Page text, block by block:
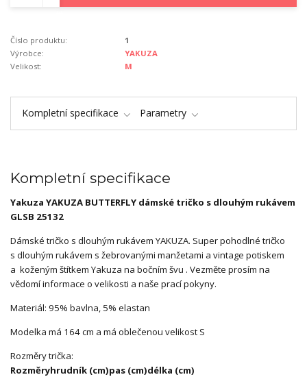
Číslo produktu:
1
Výrobce:
YAKUZA
Velikost:
M
Kompletní specifikace Parametry
Kompletní specifikace
Yakuza YAKUZA BUTTERFLY dámské tričko s dlouhým rukávem
GLSB 25132
Dámské tričko s dlouhým rukávem YAKUZA. Super pohodlné tričko
s dlouhým rukávem s žebrovanými manžetami a vintage potiskem
a koženým štítkem Yakuza na bočním švu . Vezměte prosím na
vědomí informace o velikosti a naše prací pokyny.
Materiál: 95% bavlna, 5% elastan
Modelka má 164 cm a má oblečenou velikost S
Rozměry trička:
Rozměryhrudník (cm)pas (cm)délka (cm)